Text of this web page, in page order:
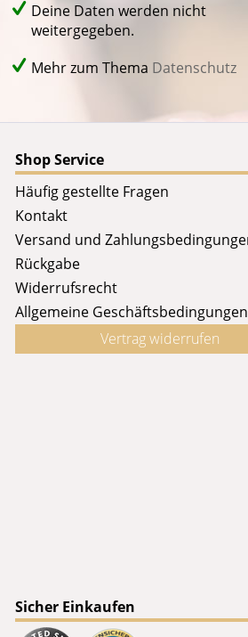
Deine Daten werden nicht
weitergegeben.
Mehr zum Thema Datenschutz
Shop Service
Häufig gestellte Fragen
Kontakt
Versand und
Rückgabe
Widerrufsrecht
Allgemeine Geschäftsbedingungen
Vertrag widerrufen
Sicher Einkaufen